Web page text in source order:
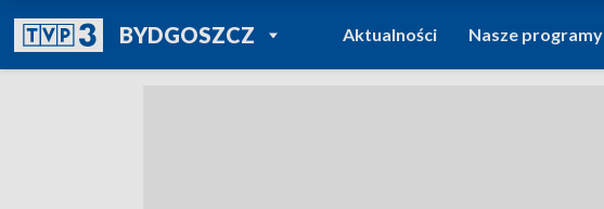
BYDGOSZCZPOWRÓT DO
TVP REGIONY
Aktualności Nasze programy